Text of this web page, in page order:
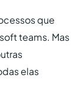
que
teams. Mas
elas